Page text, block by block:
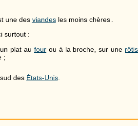
une des viandesles moins chères
surtout :
un plat aufour ou à la broche, sur une
;
des États-Unis.